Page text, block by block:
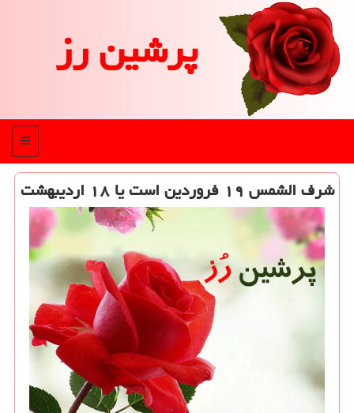
پرشین رز
منو
شرف الشمس ۱۹ فروردین است یا ۱۸ اردیبهشت